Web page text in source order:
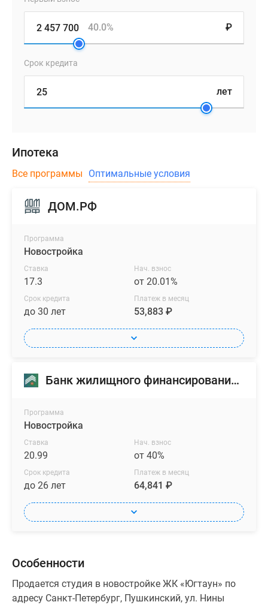
₽
40.0%
Срок кредита
лет
Ипотека
Все программы Оптимальные условия
ДОМ.РФ
Программа
Новостройка
Ставка
17.3
Нач. взнос
от 20.01%
Срок кредита
до 30 лет
Платеж в месяц
53,883 ₽
Банк жилищного финансирования (БЖФ)
Программа
Новостройка
Ставка
20.99
Нач. взнос
от 40%
Срок кредита
до 26 лет
Платеж в месяц
64,841 ₽
Особенности
Продается студия в новостройке ЖК «Югтаун» по
адресу Санкт-Петербург, Пушкинский, ул. Нины